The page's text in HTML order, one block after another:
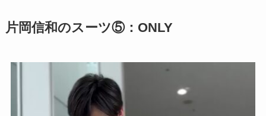
片岡信和のスーツ⑤：ONLY